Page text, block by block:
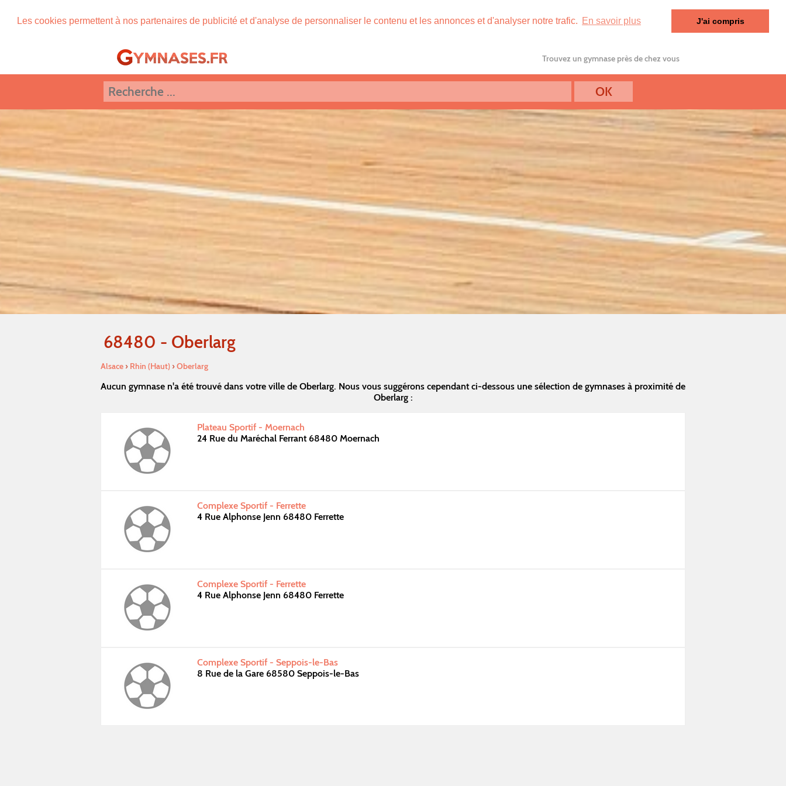
Les cookies permettent à nos partenaires de publicité et d'analyse de personnaliser le contenu et les annonces et d'analyser notre trafic. En savoir plus J'ai compris
Trouvez un gymnase près de chez vous
68480 - Oberlarg
Alsace› Rhin (Haut)›Oberlarg
Aucun gymnase n'a été trouvé dans votre ville de Oberlarg. Nous vous suggérons cependant ci-dessous une sélection de gymnases à proximité de
Oberlarg :
Plateau Sportif - Moernach
24 Rue du Maréchal Ferrant 68480 Moernach
Complexe Sportif - Ferrette
4 Rue Alphonse Jenn 68480 Ferrette
Complexe Sportif - Ferrette
4 Rue Alphonse Jenn 68480 Ferrette
Complexe Sportif - Seppois-le-Bas
8 Rue de la Gare 68580 Seppois-le-Bas